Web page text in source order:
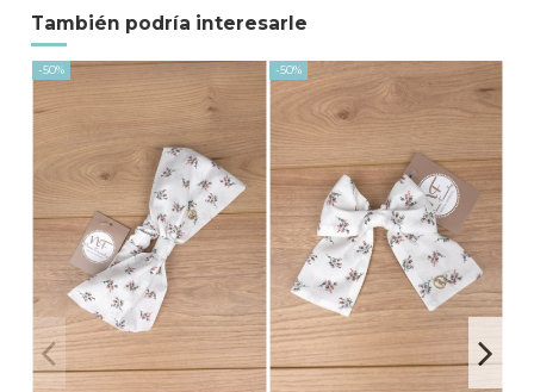
También podría interesarle
-50% -50%